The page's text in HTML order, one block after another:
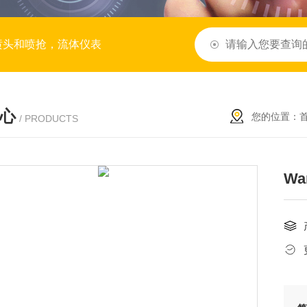
和喷抢，流体仪表
/ PRODUCTS 您的位置：